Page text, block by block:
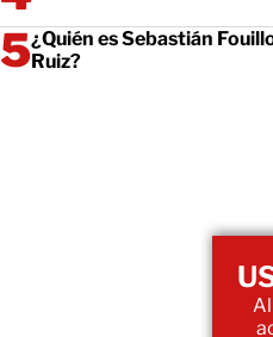
¿Quién es Sebastián
Ruiz?